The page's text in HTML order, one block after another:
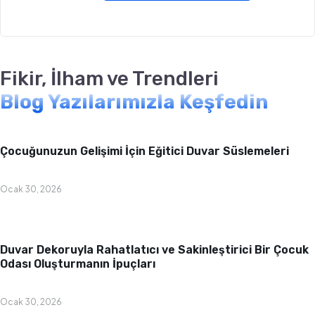
Fikir, İlham ve Trendleri
Blog Yazılarımızla Keşfedin
Çocuğunuzun Gelişimi İçin Eğitici Duvar Süslemeleri
Ocak 30, 2026
Duvar Dekoruyla Rahatlatıcı ve Sakinleştirici Bir Çocuk
Odası Oluşturmanın İpuçları
Ocak 30, 2026